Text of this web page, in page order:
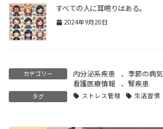
すべての人に耳鳴りはある。
2024年9月20日
カテゴリー 内分泌系疾患 、 季節の病気
看護医療情報
、 腎疾患
タグ ストレス管理 生活習慣